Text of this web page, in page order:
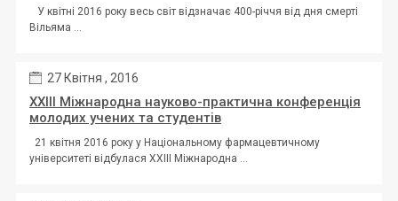
У квітні 2016 року весь світ відзначає 400-річчя від дня смерті
Вільяма ...
27 Квітня , 2016
ХХIІІ Міжнародна науково-практична конференція
молодих учених та студентів
21 квітня 2016 року у Національному фармацевтичному
університеті відбулася ХХIІІ Міжнародна ...